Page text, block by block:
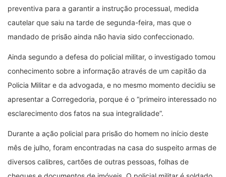
preventiva para a garantir a instrução processual, medida
cautelar que saiu na tarde de segunda-feira, mas que o
mandado de prisão ainda não havia sido confeccionado.
Ainda segundo a defesa do policial militar, o investigado tomou
conhecimento sobre a informação através de um capitão da
Policia Militar e da advogada, e no mesmo momento decidiu se
apresentar a Corregedoria, porque é o “primeiro interessado no
esclarecimento dos fatos na sua integralidade”.
Durante a ação policial para prisão do homem no início deste
mês de julho, foram encontradas na casa do suspeito armas de
diversos calibres, cartões de outras pessoas, folhas de